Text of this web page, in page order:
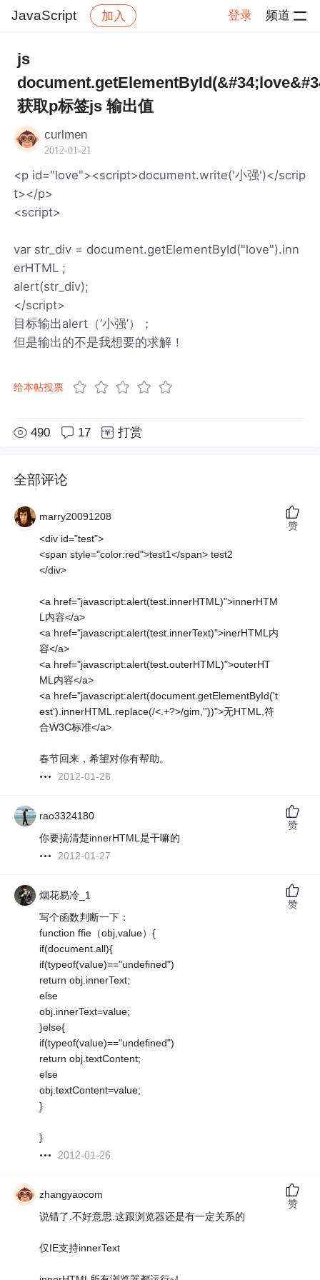
JavaScript 加入 登录 频道
社区
js
获取p标签js 输出值
curlmen
2012-01-21
<p id="love"><script>document.write('小强')</scrip
t></p>
<script>
var str_div = document.getElementById("love").inn
erHTML ;
alert(str_div);
</script>
目标输出alert（‘小强’）；
但是输出的不是我想要的求解！
给本帖投票
490 17 打赏
全部评论
marry20091208
<div id="test">
<span style="color:red">test1</span> test2
</div>
<a href="javascript:alert(test.innerHTML)">innerHTM
L内容</a>
<a href="javascript:alert(test.innerText)">inerHTML内
容</a>
<a href="javascript:alert(test.outerHTML)">outerHT
ML内容</a>
<a href="javascript:alert(document.getElementById('t
est').innerHTML.replace(/<.+?>/gim,''))">无HTML,符
合W3C标准</a>
春节回来，希望对你有帮助。
2012-01-28
赞
rao3324180
你要搞清楚innerHTML是干嘛的
2012-01-27
赞
烟花易冷_1
写个函数判断一下：
function ffie（obj,value）{
if(document.all){
if(typeof(value)=="undefined")
return obj.innerText;
else
obj.innerText=value;
}else{
if(typeof(value)=="undefined")
return obj.textContent;
else
obj.textContent=value;
}
}
2012-01-26
赞
zhangyaocom
说错了.不好意思.这跟浏览器还是有一定关系的
仅IE支持innerText
赞